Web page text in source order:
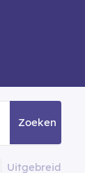
Zoeken
Uitgebreid